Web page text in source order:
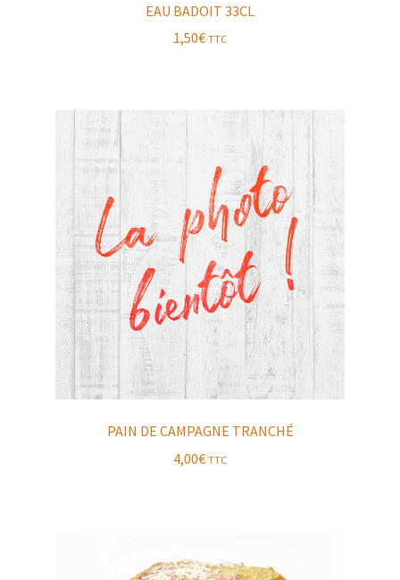
EAU BADOIT 33CL
1,50€ TTC
PAIN DE CAMPAGNE TRANCHÉ
4,00€ TTC